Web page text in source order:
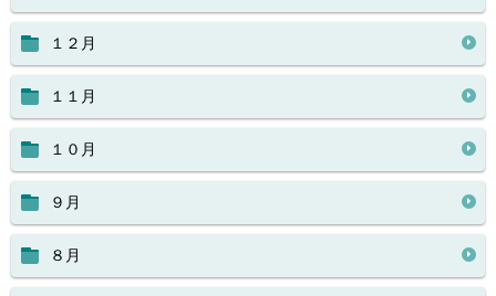
１２月
１１月
１０月
９月
８月